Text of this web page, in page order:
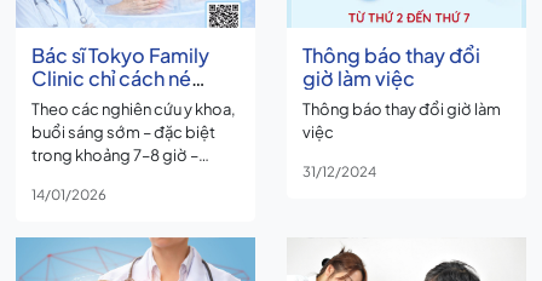
Bác sĩ Tokyo Family
Clinic chỉ cách né
“khung giờ nguy
hiểm” của đột quỵ
Theo các nghiên cứu y khoa,
buổi sáng sớm – đặc biệt
trong khoảng 7–8 giờ –
nguy hiểm” đối với tim mạch
thời điểm cơ thể vừa chuyển
từ trạng thái nghỉ ngơi sang
14/01/2026
Thông báo thay đổi
giờ làm việc
Thông báo thay đổi giờ làm
việc
31/12/2024